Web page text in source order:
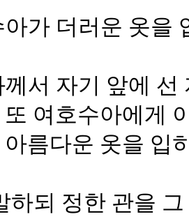
가 더러운 옷을
서 자기 앞에 선
여호수아에게
름다운 옷을 입
되 정한 관을